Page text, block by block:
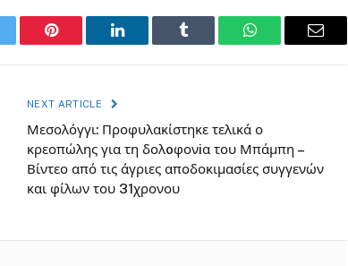
Pinterest LinkedIn Tumblr WhatsAppEmail
NEXT ARTICLE
Μεσολόγγι: Προφυλακίστηκε τελικά ο
κρεοπώλης για τη δολoφονiα του Μπάμπη –
Βίντεο από τις άγριες αποδοκιμασίες συγγενών
και φίλων του 31χρονου